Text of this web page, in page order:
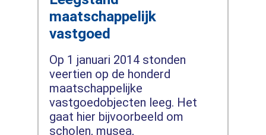
maatschappelijk
vastgoed
Op 1 januari 2014 stonden
veertien op de honderd
maatschappelijke
vastgoedobjecten leeg. Het
gaat hier bijvoorbeeld om
scholen, musea,